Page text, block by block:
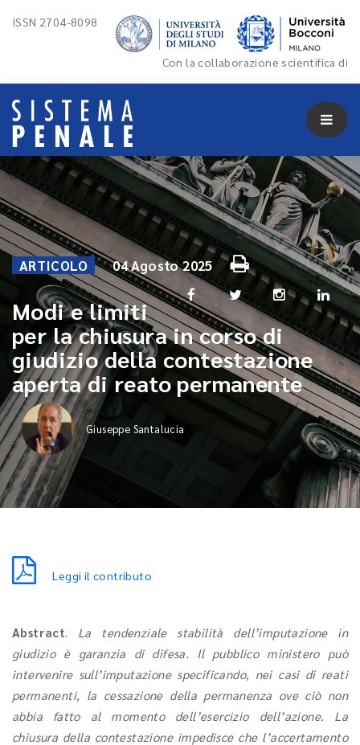
ISSN 2704-8098
Con la collaborazione scientifica di
ARTICOLO 04 Agosto 2025
Modi e limiti
per la chiusura in corso di
giudizio della contestazione
aperta di reato permanente
Giuseppe Santalucia
Leggi il contributo
Abstract. La tendenziale stabilità dell’imputazione in
giudizio è garanzia di difesa. Il pubblico ministero può
intervenire sull’imputazione specificando, nei casi di reati
permanenti, la cessazione della permanenza ove ciò non
abbia fatto al momento dell’esercizio dell’azione. La
chiusura della contestazione impedisce che l’accertamento